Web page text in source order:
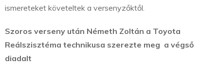
ismereteket követeltek a versenyzőktől.
Szoros verseny után Németh Zoltán a Toyota
Reálszisztéma technikusa szerezte meg a végső
diadalt